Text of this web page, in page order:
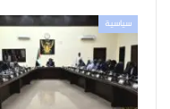
سياسية